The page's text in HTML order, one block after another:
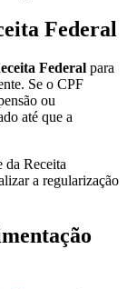
Federal
Federal para
Se o CPF
ou
até que a
da Receita
a regularização